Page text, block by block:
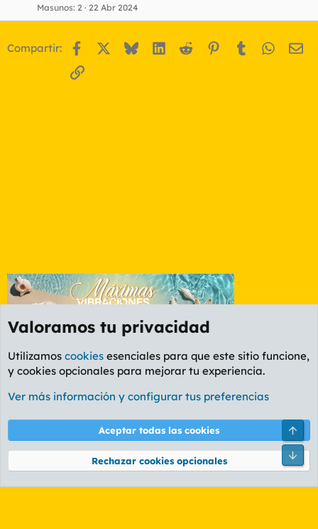
a
Masunos 2 22 Abr 2024
Compartir: Facebook BlueskyLinkedIn
Reddit Pinterest
Tumblr
Enlace
Foro General
Cookies
PL OLDSTYLE AMARILLO
Términos y reglas Política de privacidad Ayuda
Community platform by XenForo® © 2010-2026 XenForo Ltd.
Valoramos tu privacidad
Utilizamos cookies esenciales para que este sitio funcione,
y cookies opcionales para mejorar tu experiencia.
Ver más información y configurar tus preferencias
Aceptar todas las cookies
Rechazar cookies opcionales
Pie